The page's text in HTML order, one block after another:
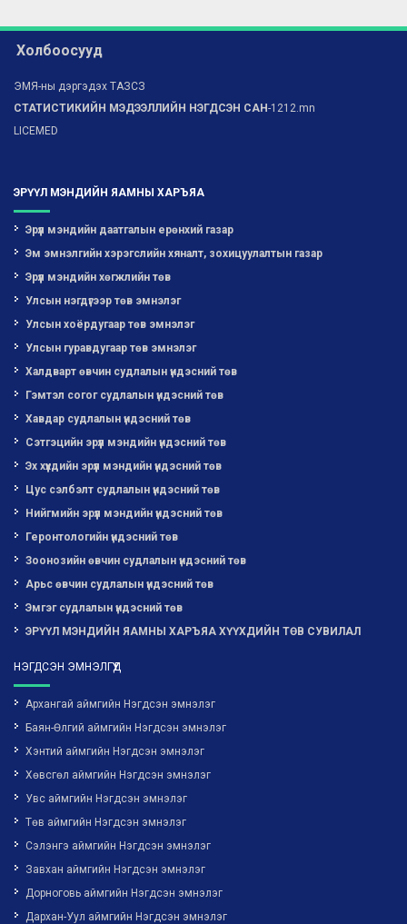
Холбоосууд
ЭМЯ-ны дэргэдэх ТАЗСЗ
СТАТИСТИКИЙН МЭДЭЭЛЛИЙН НЭГДСЭН САН-1212.mn
LICEMED
ЭРҮҮЛ МЭНДИЙН ЯАМНЫ ХАРЪЯА
Эрүүл мэндийн даатгалын ерөнхий газар
Эм эмнэлгийн хэрэгслийн хяналт, зохицуулалтын газар
Эрүүл мэндийн хөгжлийн төв
Улсын нэгдүгээр төв эмнэлэг
Улсын хоёрдугаар төв эмнэлэг
Улсын гуравдугаар төв эмнэлэг
Халдварт өвчин судлалын үндэсний төв
Гэмтэл согог судлалын үндэсний төв
Хавдар судлалын үндэсний төв
Сэтгэцийн эрүүл мэндийн үндэсний төв
Эх хүүхдийн эрүүл мэндийн үндэсний төв
Цус сэлбэлт судлалын үндэсний төв
Нийгмийн эрүүл мэндийн үндэсний төв
Геронтологийн үндэсний төв
Зоонозийн өвчин судлалын үндэсний төв
Арьс өвчин судлалын үндэсний төв
Эмгэг судлалын үндэсний төв
ЭРҮҮЛ МЭНДИЙН ЯАМНЫ ХАРЪЯА ХҮҮХДИЙН ТӨВ СУВИЛАЛ
НЭГДСЭН ЭМНЭЛГҮҮД
Архангай аймгийн Нэгдсэн эмнэлэг
Баян-Өлгий аймгийн Нэгдсэн эмнэлэг
Хэнтий аймгийн Нэгдсэн эмнэлэг
Хөвсгөл аймгийн Нэгдсэн эмнэлэг
Увс аймгийн Нэгдсэн эмнэлэг
Төв аймгийн Нэгдсэн эмнэлэг
Сэлэнгэ аймгийн Нэгдсэн эмнэлэг
Завхан аймгийн Нэгдсэн эмнэлэг
Дорноговь аймгийн Нэгдсэн эмнэлэг
Дархан-Уул аймгийн Нэгдсэн эмнэлэг